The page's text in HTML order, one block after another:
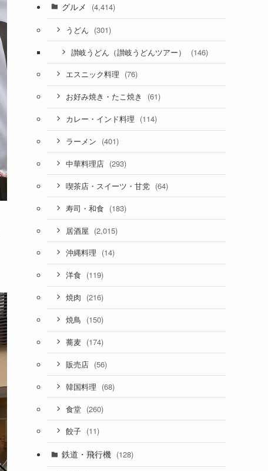
グルメ (4,414)
うどん (301)
讃岐うどん（讃岐うどんツアー） (146)
エスニック料理 (76)
お好み焼き・たこ焼き (61)
カレー・インド料理 (114)
ラーメン (401)
中華料理店 (293)
喫茶店・スイーツ・甘党 (64)
寿司・和食 (183)
居酒屋 (2,015)
沖縄料理 (14)
洋食 (119)
焼肉 (216)
焼鳥 (150)
蕎麦 (174)
販売店 (56)
韓国料理 (68)
食堂 (260)
餃子 (11)
鉄道・飛行機 (128)